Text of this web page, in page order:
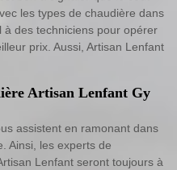
les types de chaudière dans
des techniciens pour opérer
prix. Aussi, Artisan Lenfant
Artisan Lenfant Gy
assistent en ramonant dans
Ainsi, les experts de
Lenfant seront toujours à